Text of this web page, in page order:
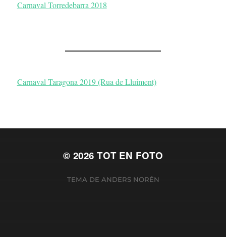
Carnaval Torredebarra 2018
Carnaval Taragona 2019 (Rua de Lluiment)
© 2026TOT EN FOTO
TEMA DE ANDERS NORÉN